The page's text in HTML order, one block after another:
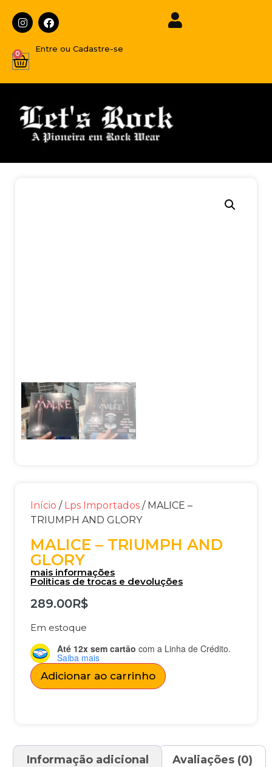
Entre ou Cadastre-se
0
Início / Lps Importados / MALICE –
TRIUMPH AND GLORY
MALICE – TRIUMPH AND
GLORY
mais informações
Politicas de trocas e devoluções
289.00R$
Em estoque
Até 12x sem cartão com a Linha de Crédito.
Saiba mais
Adicionar ao carrinho
Informação adicional Avaliações (0)